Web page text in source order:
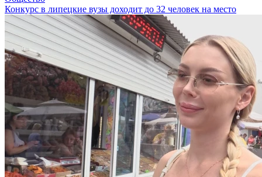
Конкурс в липецкие вузы доходит до 32 человек на место